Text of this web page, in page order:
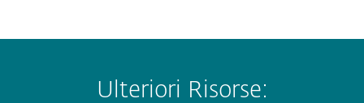
Ulteriori Risorse: